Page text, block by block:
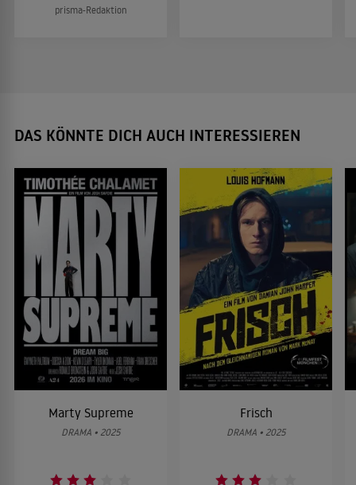
prisma-Redaktion
DAS KÖNNTE DICH AUCH INTERESSIEREN
Marty Supreme
DRAMA • 2025
Frisch
DRAMA • 2025